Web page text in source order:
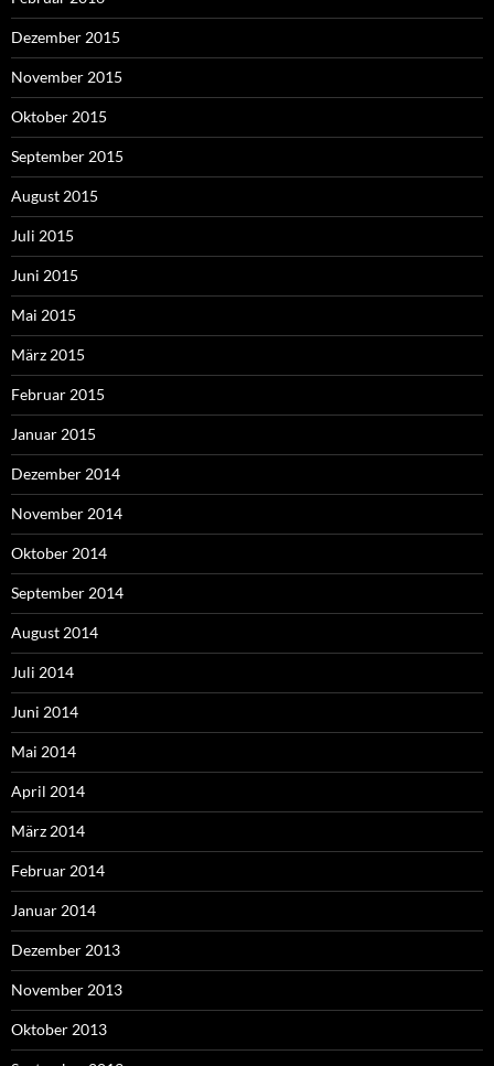
Dezember 2015
November 2015
Oktober 2015
September 2015
August 2015
Juli 2015
Juni 2015
Mai 2015
März 2015
Februar 2015
Januar 2015
Dezember 2014
November 2014
Oktober 2014
September 2014
August 2014
Juli 2014
Juni 2014
Mai 2014
April 2014
März 2014
Februar 2014
Januar 2014
Dezember 2013
November 2013
Oktober 2013